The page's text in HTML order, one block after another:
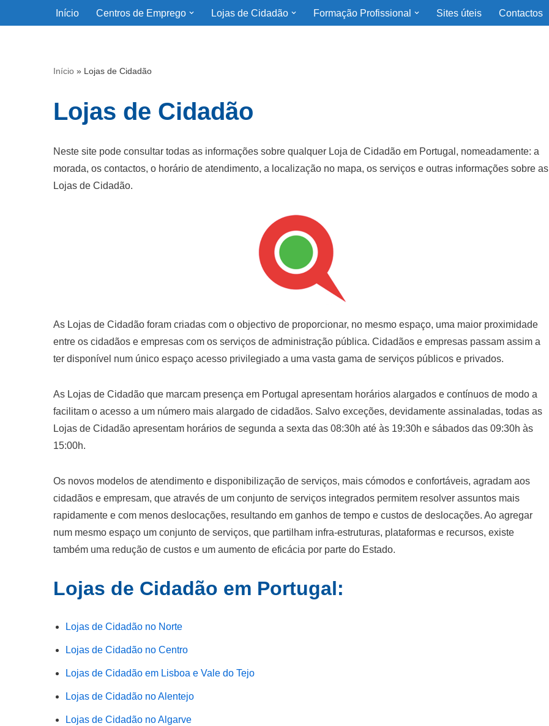
Início Centros de Emprego Lojas de Cidadão Formação Profissional Sites úteis Contactos
Início » Lojas de Cidadão
Lojas de Cidadão
Neste site pode consultar todas as informações sobre qualquer Loja de Cidadão em Portugal, nomeadamente: a
morada, os contactos, o horário de atendimento, a localização no mapa, os serviços e outras informações sobre as
Lojas de Cidadão.
As Lojas de Cidadão foram criadas com o objectivo de proporcionar, no mesmo espaço, uma maior proximidade
entre os cidadãos e empresas com os serviços de administração pública. Cidadãos e empresas passam assim a
ter disponível num único espaço acesso privilegiado a uma vasta gama de serviços públicos e privados.
As Lojas de Cidadão que marcam presença em Portugal apresentam horários alargados e contínuos de modo a
facilitam o acesso a um número mais alargado de cidadãos. Salvo exceções, devidamente assinaladas, todas as
Lojas de Cidadão apresentam horários de segunda a sexta das 08:30h até às 19:30h e sábados das 09:30h às
15:00h.
Os novos modelos de atendimento e disponibilização de serviços, mais cómodos e confortáveis, agradam aos
cidadãos e empresam, que através de um conjunto de serviços integrados permitem resolver assuntos mais
rapidamente e com menos deslocações, resultando em ganhos de tempo e custos de deslocações. Ao agregar
num mesmo espaço um conjunto de serviços, que partilham infra-estruturas, plataformas e recursos, existe
também uma redução de custos e um aumento de eficácia por parte do Estado.
Lojas de Cidadão em Portugal:
Lojas de Cidadão no Norte
Lojas de Cidadão no Centro
Lojas de Cidadão em Lisboa e Vale do Tejo
Lojas de Cidadão no Alentejo
Lojas de Cidadão no Algarve